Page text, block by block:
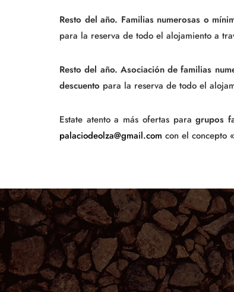
Resto del año. Familias numerosas o
para la reserva de todo el alojamiento a
Resto del año. Asociación de familias
descuento para la reserva de todo el
Estate atento a más ofertas paragrupos
palaciodeolza@gmail.com con el concepto